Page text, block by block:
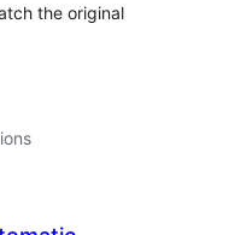
the original